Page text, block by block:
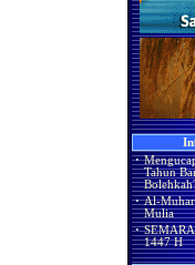
·
Tahun
· Al-
Mulia
·
1447 H